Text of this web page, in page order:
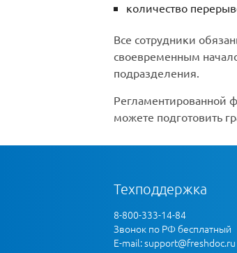
количество
Все сотрудники
своевременным
подразделения.
Регламентированной
можете подготовить
Техподдержка
8-800-333-14-84
Звонок по РФ бесплатный
E-mail:support@freshdoc.ru